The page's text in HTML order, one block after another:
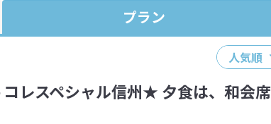
プラン
人気順
レスペシャル信州★ 夕食は、和会席